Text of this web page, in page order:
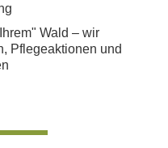
Wald – wir
Pflegeaktionen und